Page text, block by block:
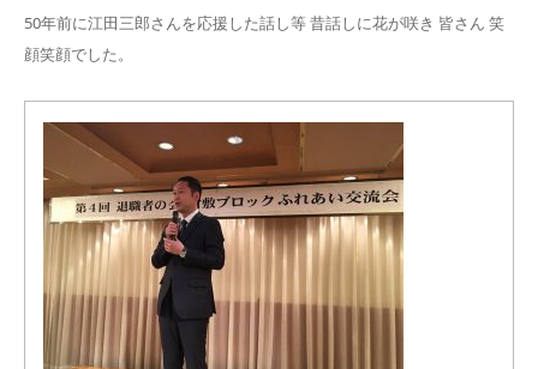
50年前に江田三郎さんを応援した話し等 昔話しに花が咲き 皆さん 笑
顔笑顔でした。